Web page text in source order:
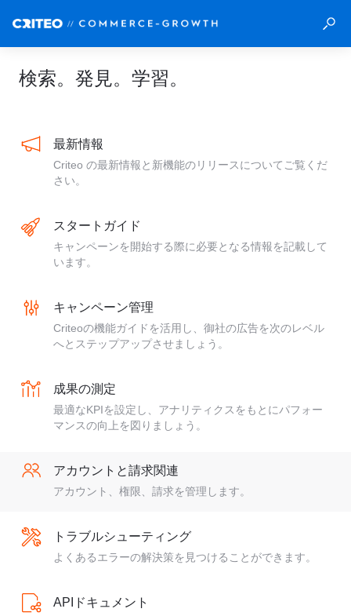
検索。発見。学習。
最新情報
Criteo の最新情報と新機能のリリースについてご覧くだ
さい。
スタートガイド
キャンペーンを開始する際に必要となる情報を記載して
います。
キャンペーン管理
Criteoの機能ガイドを活用し、御社の広告を次のレベル
へとステップアップさせましょう。
成果の測定
最適なKPIを設定し、アナリティクスをもとにパフォー
マンスの向上を図りましょう。
アカウントと請求関連
アカウント、権限、請求を管理します。
トラブルシューティング
よくあるエラーの解決策を見つけることができます。
APIドキュメント